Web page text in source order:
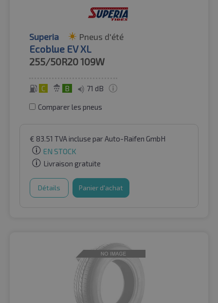
Superia Pneus d'été
Ecoblue EV XL
255/50R20109W
C B 71 dB
Comparer les pneus
€ 83.51 TVA incluse par Auto-Raifen GmbH
EN STOCK
Livraison gratuite
Détails Panier d'achat